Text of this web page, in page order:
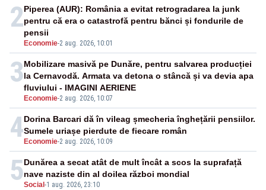
2
Economie-2 aug. 2026, 10:01
Piperea (AUR): România a evitat retrogradarea la junk
pentru că era o catastrofă pentru bănci și fondurile de
pensii
3
Economie-2 aug. 2026, 10:07
Mobilizare masivă pe Dunăre, pentru salvarea producției
la Cernavodă. Armata va detona o stâncă și va devia apa
fluviului - IMAGINI AERIENE
4 Economie-2 aug. 2026, 10:09
Dorina Barcari dă în vileag șmecheria înghețării pensiilor.
Sumele uriașe pierdute de fiecare român
5Social -1 aug. 2026, 23:10
Dunărea a secat atât de mult încât a scos la suprafață
nave naziste din al doilea război mondial